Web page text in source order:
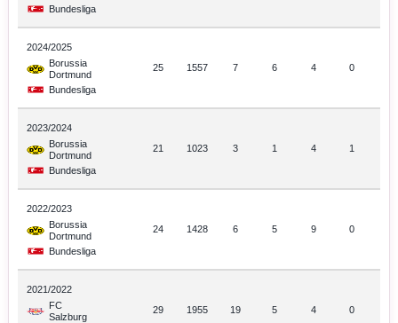
Bundesliga
2024/2025
Borussia
Dortmund
Bundesliga
25 1557 7 6 4 0
2023/2024
Borussia
Dortmund
Bundesliga
21 1023 3 1 4 1
2022/2023
Borussia
Dortmund
Bundesliga
24 1428 6 5 9 0
2021/2022
FC
Salzburg
29 1955 19 5 4 0